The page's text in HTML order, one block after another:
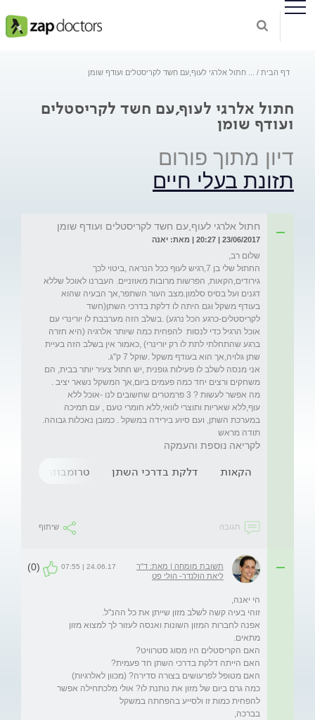
דף הבית חתול אלרגי לעוף,עם חשד לקריסטלים ועודף שומן
חתול אלרגי לעוף,עם חשד לקריסטלים
ועודף שומן
דיון מתוך פורום
תזונת בעלי חיים
חתול אלרגי לעוף,עם חשד לקריסטלים ועודף שומן
23/06/2017 | 20:27 | מאת: יאנה
החתול שלי בן 7,רגיש לעוף ככל הנראה ,ביטוי לכך
גירודים,הקאות, הפרשות מרובות מאוזניים. העברנו לאוכל שללא
דגנים ועל בסיס סלמון.מצב העור השתפר,אך הבעיה שהוא
בעודף משקל וגם היתה לו דלקת בדרכי השתן(חשד
לקריסטלים-כרגע הכל נרגע) .בשלב הזה מערבבת לו יורינרי עם
אוכל הרגיל כדי לנסות  להפחית כמה שיותר אלרגיה (היא חזרה
ברגע שהתחלתי לתת לו רק יורינרי) ,כאמור אין בשלב הזה בעיית
אני מנסה לשלב לו פעילות גופנית ,יש חתול צעיר יותר בבית, הם
מה אפשר לעשות ? 3 פרמטרים שחשובים לנו -אוכל ללא
עוף,ללא שאריות ותוצרי לוואי,ללא חומרי טעם , עם תמיכה
תודה מראש
לקריאה נוספת והעמקה
הקאות דלקת בדרכי השתן טרומבוזה
תגובה שיתוף
תשובת מומחה | מאת: ד"ר
ליאת הולנדר- הולי פט
24.06.17 | 07:55
(0)
אפנה לחברות המזון השונות ואנסה לעזור לך למצוא מזון
כמה גרם ביום של מזון את נותנת לו? אולי מלכתחילה אפשר